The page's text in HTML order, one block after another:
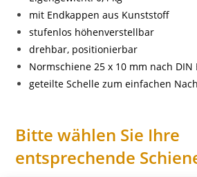
mit Endkappen aus Kunststoff
stufenlos höhenverstellbar
drehbar, positionierbar
Normschiene 25 x 10 mm nach DIN
geteilte Schelle zum einfachen
Bitte wählen Sie Ihre
entsprechende